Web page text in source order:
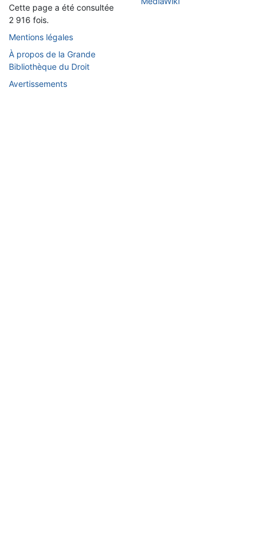
Cette page a été consultée
2 916 fois.
Mentions légales
À propos de la Grande
Bibliothèque du Droit
Avertissements